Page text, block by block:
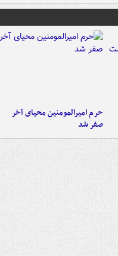
حرم امیرالمومنین محیای آخر
صفر شد